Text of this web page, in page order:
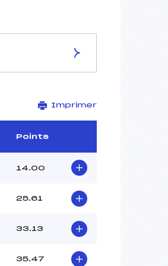
Site de Replis
12.5 km
101 m
27 m
Imprimer
Points
14.00
25.61
33.13
35.47